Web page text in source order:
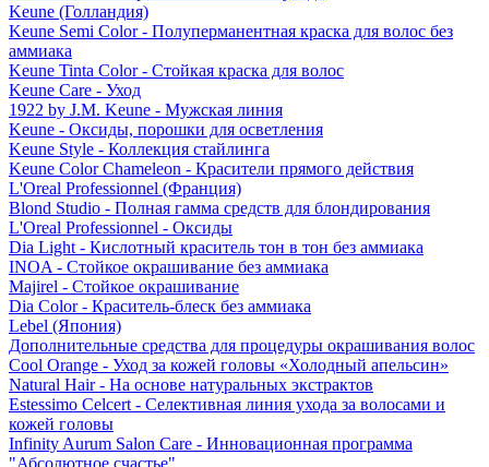
Keune (Голландия)
Keune Semi Color - Полуперманентная краска для волос без
аммиака
Keune Tinta Color - Стойкая краска для волос
Keune Care - Уход
1922 by J.M. Keune - Мужская линия
Keune - Оксиды, порошки для осветления
Keune Style - Коллекция стайлинга
Keune Color Chameleon - Красители прямого действия
L'Oreal Professionnel (Франция)
Blond Studio - Полная гамма средств для блондирования
L'Oreal Professionnel - Оксиды
Dia Light - Кислотный краситель тон в тон без аммиака
INOA - Стойкое окрашивание без аммиака
Majirel - Стойкое окрашивание
Dia Color - Краситель-блеск без аммиака
Lebel (Япония)
Дополнительные средства для процедуры окрашивания волос
Cool Orange - Уход за кожей головы «Холодный апельсин»
Natural Hair - На основе натуральных экстрактов
Estessimo Celcert - Селективная линия ухода за волосами и
кожей головы
Infinity Aurum Salon Care - Инновационная программа
"Абсолютное счастье"